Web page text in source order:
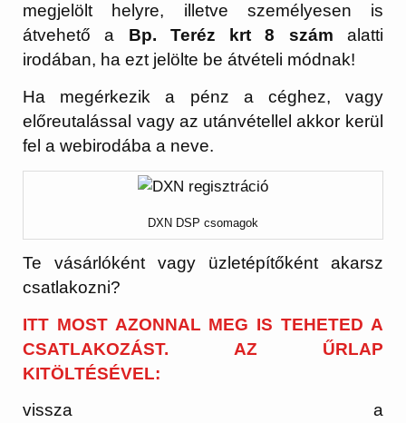
megjelölt helyre, illetve személyesen is
átvehető a Bp. Teréz krt 8 szám alatti
irodában, ha ezt jelölte be átvételi módnak!
Ha megérkezik a pénz a céghez, vagy
előreutalással vagy az utánvétellel akkor kerül
fel a webirodába a neve.
DXN DSP csomagok
Te vásárlóként vagy üzletépítőként akarsz
csatlakozni?
ITT MOST AZONNAL MEG IS TEHETED A
CSATLAKOZÁST. AZ ŰRLAP
KITÖLTÉSÉVEL:
vissza a